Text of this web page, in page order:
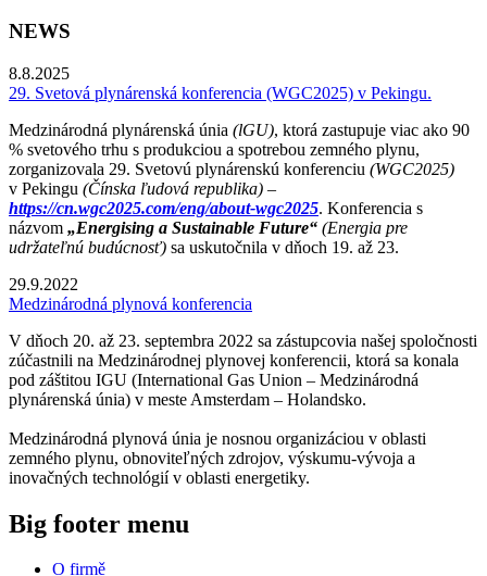
NEWS
8.8.2025
29. Svetová plynárenská konferencia (WGC2025) v Pekingu.
Medzinárodná plynárenská únia (lGU), ktorá zastupuje viac ako 90
% svetového trhu s produkciou a spotrebou zemného plynu,
zorganizovala 29. Svetovú plynárenskú konferenciu (WGC2025)
v Pekingu (Čínska ľudová republika) –
https://cn.wgc2025.com/eng/about-wgc2025. Konferencia s
názvom „Energising a Sustainable Future“ (Energia pre
udržateľnú budúcnosť) sa uskutočnila v dňoch 19. až 23.
29.9.2022
Medzinárodná plynová konferencia
V dňoch 20. až 23. septembra 2022 sa zástupcovia našej spoločnosti
zúčastnili na Medzinárodnej plynovej konferencii, ktorá sa konala
pod záštitou IGU (International Gas Union – Medzinárodná
plynárenská únia) v meste Amsterdam – Holandsko.
Medzinárodná plynová únia je nosnou organizáciou v oblasti
zemného plynu, obnoviteľných zdrojov, výskumu-vývoja a
inovačných technológií v oblasti energetiky.
Big footer menu
O firmě